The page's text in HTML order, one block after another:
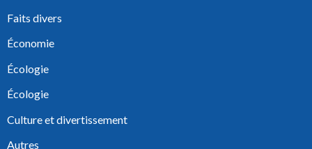
Faits divers
Économie
Écologie
Écologie
Culture et divertissement
Autres